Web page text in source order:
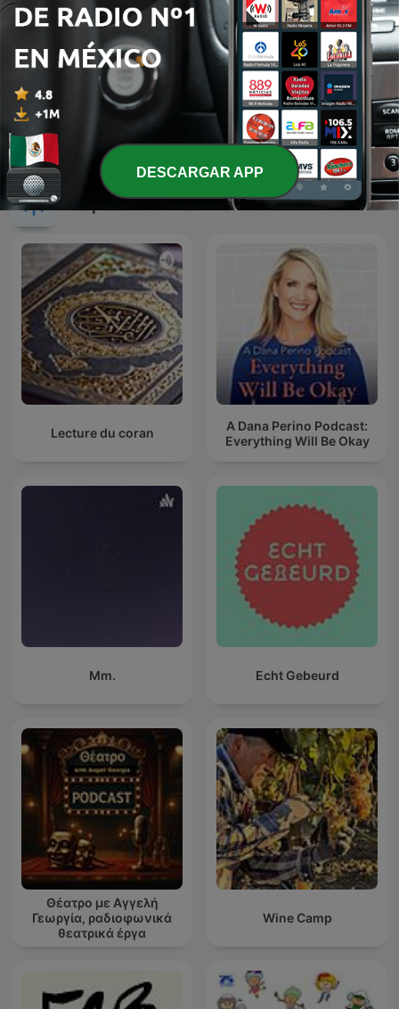
Audiolibros y relatos
Más podcasts internacionales de Arte
Lecture du coran
A Dana Perino Podcast:
Everything Will Be Okay
Mm. Echt Gebeurd
Θέατρο με Αγγελή
Γεωργία, ραδιοφωνικά
θεατρικά έργα
Wine Camp
DESCARGAR APP